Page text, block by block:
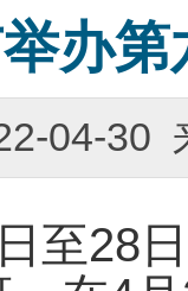
办
04-
28日